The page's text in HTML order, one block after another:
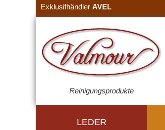
Exklusifhändler AVEL
Reinigungsprodukte
LEDER